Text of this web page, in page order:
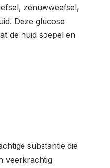
zenuwweefsel,
Deze glucose
de huid soepel en
substantie die
veerkrachtig